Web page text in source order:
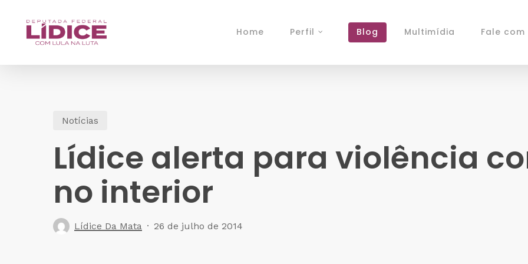
Home Perfil Blog Multimídia Fale com
Notícias
Lídice alerta para violência
no interior
Lídice Da Mata 26 de julho de 2014